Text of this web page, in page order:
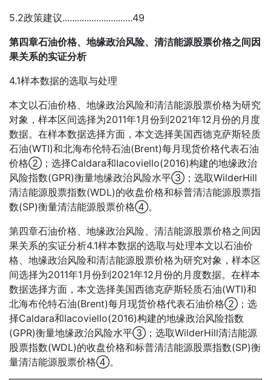
5.2政策建议.............................49
第四章石油价格、地缘政治风险、清洁能源股票价格之间因
果关系的实证分析
4.1样本数据的选取与处理
本文以石油价格、地缘政治风险和清洁能源股票价格为研究
对象，样本区间选择为2011年1月份到2021年12月份的月度
数据。在样本数据选择方面，本文选择美国西德克萨斯轻质
石油(WTI)和北海布伦特石油(Brent)每月现货价格代表石油
价格②；选择Caldara和Iacoviello(2016)构建的地缘政治
风险指数(GPR)衡量地缘政治风险水平③；选取WilderHill
清洁能源股票指数(WDL)的收盘价格和标普清洁能源股票指
数(SP)衡量清洁能源股票价格④。
第四章石油价格、地缘政治风险、清洁能源股票价格之间因
果关系的实证分析4.1样本数据的选取与处理本文以石油价
格、地缘政治风险和清洁能源股票价格为研究对象，样本区
间选择为2011年1月份到2021年12月份的月度数据。在样本
数据选择方面，本文选择美国西德克萨斯轻质石油(WTI)和
北海布伦特石油(Brent)每月现货价格代表石油价格②；选
择Caldara和Iacoviello(2016)构建的地缘政治风险指数
(GPR)衡量地缘政治风险水平③；选取WilderHill清洁能源
股票指数(WDL)的收盘价格和标普清洁能源股票指数(SP)衡
量清洁能源股票价格④。